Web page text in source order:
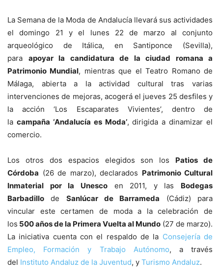
La Semana de la Moda de Andalucía llevará sus actividades
el domingo 21 y el lunes 22 de marzo al conjunto
arqueológico de Itálica, en Santiponce (Sevilla),
para apoyar la candidatura de la ciudad romana a
Patrimonio Mundial, mientras que el Teatro Romano de
Málaga, abierta a la actividad cultural tras varias
intervenciones de mejoras, acogerá el jueves 25 desfiles y
la acción ‘Los Escaparates Vivientes’, dentro de
la campaña ‘Andalucía es Moda’, dirigida a dinamizar el
comercio.
Los otros dos espacios elegidos son los Patios de
Córdoba (26 de marzo), declarados Patrimonio Cultural
Inmaterial por la Unescoen 2011, y las Bodegas
Barbadillo de Sanlúcar de Barrameda (Cádiz) para
vincular este certamen de moda a la celebración de
los 500 años de la Primera Vuelta al Mundo (27 de marzo).
La iniciativa cuenta con el respaldo de la Consejería de
Empleo, Formación y Trabajo Autónomo, a través
del Instituto Andaluz de la Juventud, y Turismo Andaluz.